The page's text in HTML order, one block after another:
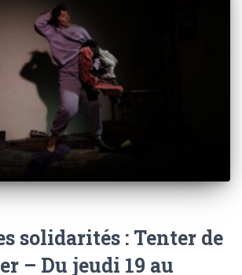
solidarités : Tenter de
– Du jeudi 19 au